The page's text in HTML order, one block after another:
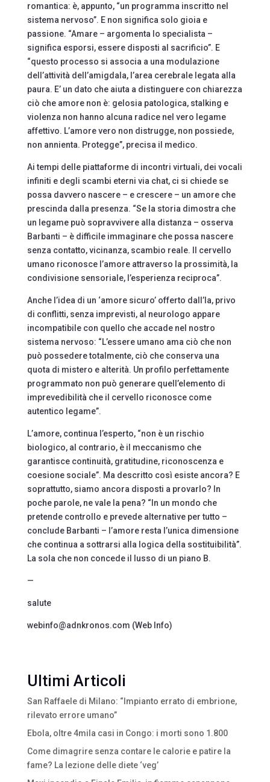
romantica: è, appunto, “un programma inscritto nel
sistema nervoso”. E non significa solo gioia e
passione. “Amare – argomenta lo specialista –
significa esporsi, essere disposti al sacrificio”. E
“questo processo si associa a una modulazione
dell’attività dell’amigdala, l’area cerebrale legata alla
paura. E’ un dato che aiuta a distinguere con chiarezza
ciò che amore non è: gelosia patologica, stalking e
violenza non hanno alcuna radice nel vero legame
affettivo. L’amore vero non distrugge, non possiede,
non annienta. Protegge”, precisa il medico.
Ai tempi delle piattaforme di incontri virtuali, dei vocali
infiniti e degli scambi eterni via chat, ci si chiede se
possa davvero nascere – e crescere – un amore che
prescinda dalla presenza. “Se la storia dimostra che
un legame può sopravvivere alla distanza – osserva
Barbanti – è difficile immaginare che possa nascere
senza contatto, vicinanza, scambio reale. Il cervello
umano riconosce l’amore attraverso la prossimità, la
condivisione sensoriale, l’esperienza reciproca”.
Anche l’idea di un ‘amore sicuro’ offerto dall’Ia, privo
di conflitti, senza imprevisti, al neurologo appare
incompatibile con quello che accade nel nostro
sistema nervoso: “L’essere umano ama ciò che non
può possedere totalmente, ciò che conserva una
quota di mistero e alterità. Un profilo perfettamente
programmato non può generare quell’elemento di
imprevedibilità che il cervello riconosce come
autentico legame”.
L’amore, continua l’esperto, “non è un rischio
biologico, al contrario, è il meccanismo che
garantisce continuità, gratitudine, riconoscenza e
coesione sociale”. Ma descritto così esiste ancora? E
soprattutto, siamo ancora disposti a provarlo? In
poche parole, ne vale la pena? “In un mondo che
pretende controllo e prevede alternative per tutto –
conclude Barbanti – l’amore resta l’unica dimensione
che continua a sottrarsi alla logica della sostituibilità”.
La sola che non concede il lusso di un piano B.
—
salute
webinfo@adnkronos.com (Web Info)
Ultimi Articoli
San Raffaele di Milano: “Impianto errato di embrione,
rilevato errore umano”
Ebola, oltre 4mila casi in Congo: i morti sono 1.800
Come dimagrire senza contare le calorie e patire la
fame? La lezione delle diete ‘veg’